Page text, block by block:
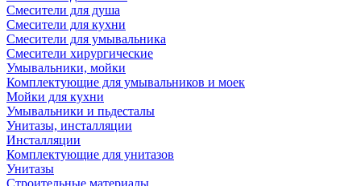
Смесители для душа
Смесители для кухни
Смесители для умывальника
Смесители хирургические
Умывальники, мойки
Комплектующие для умывальников и моек
Мойки для кухни
Умывальники и пьдесталы
Унитазы, инсталляции
Инсталляции
Комплектующие для унитазов
Унитазы
Строительные материалы